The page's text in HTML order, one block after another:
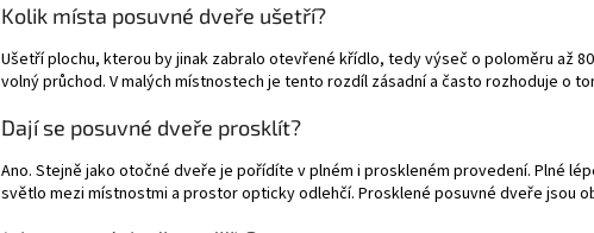
Kolik místa posuvné dveře ušetří?
Ušetří plochu, kterou by jinak zabralo otevřené křídlo, tedy výseč o poloměru až
volný průchod. V malých místnostech je tento rozdíl zásadní a často rozhoduje o
Dají se posuvné dveře prosklít?
Ano. Stejně jako otočné dveře je pořídíte v plném i proskleném provedení. Plné
světlo mezi místnostmi a prostor opticky odlehčí. Prosklené posuvné dveře jsou